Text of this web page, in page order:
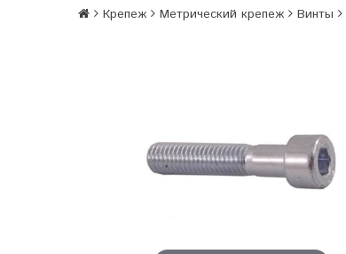
Крепеж Метрический крепеж Винты